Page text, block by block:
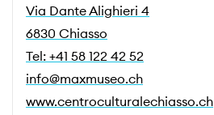
Via Dante Alighieri 4
6830 Chiasso
Tel: +41 58 122 42 52
info@maxmuseo.ch
www.centroculturalechiasso.ch